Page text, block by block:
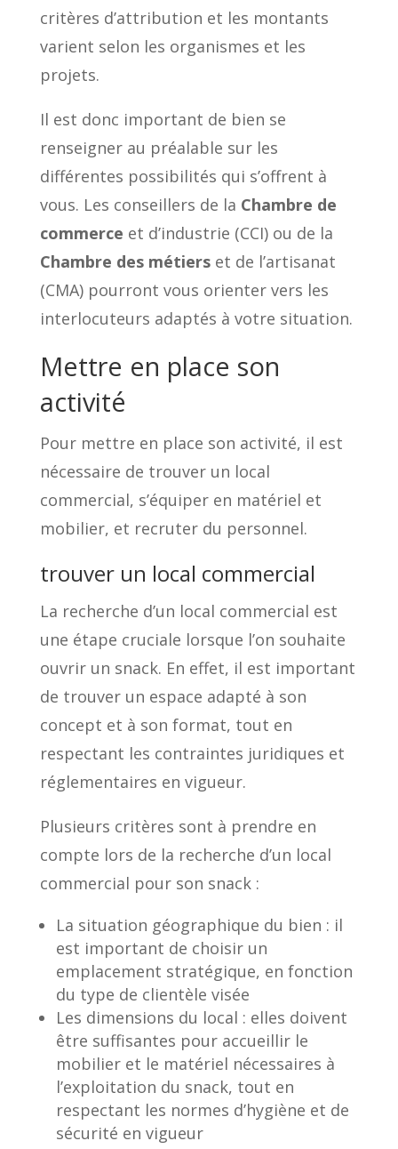
critères d’attribution et les montants
varient selon les organismes et les
projets.
Il est donc important de bien se
renseigner au préalable sur les
différentes possibilités qui s’offrent à
vous. Les conseillers de la Chambre de
commerce et d’industrie (CCI) ou de la
Chambre des métierset de l’artisanat
(CMA) pourront vous orienter vers les
interlocuteurs adaptés à votre situation.
Mettre en place son
activité
Pour mettre en place son activité, il est
nécessaire de trouver un local
commercial, s’équiper en matériel et
mobilier, et recruter du personnel.
trouver un local commercial
La recherche d’un local commercial est
une étape cruciale lorsque l’on souhaite
ouvrir un snack. En effet, il est important
de trouver un espace adapté à son
concept et à son format, tout en
respectant les contraintes juridiques et
réglementaires en vigueur.
Plusieurs critères sont à prendre en
compte lors de la recherche d’un local
commercial pour son snack :
La situation géographique du bien : il
est important de choisir un
emplacement stratégique, en fonction
du type de clientèle visée
Les dimensions du local : elles doivent
être suffisantes pour accueillir le
mobilier et le matériel nécessaires à
l’exploitation du snack, tout en
respectant les normes d’hygiène et de
sécurité en vigueur